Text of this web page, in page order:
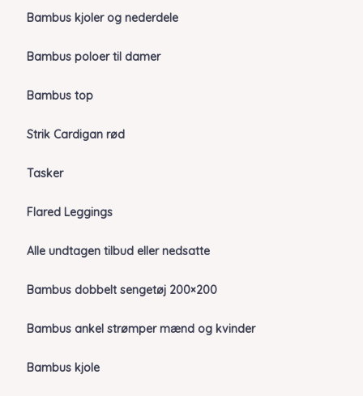
Bambus kjoler og nederdele
Bambus poloer til damer
Bambus top
Strik Cardigan rød
Tasker
Flared Leggings
Alle undtagen tilbud eller nedsatte
Bambus dobbelt sengetøj 200×200
Bambus ankel strømper mænd og kvinder
Bambus kjole